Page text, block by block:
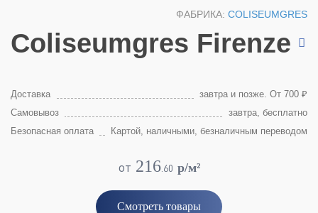
ФАБРИКА: COLISEUMGRES
Coliseumgres Firenze
Доставка
завтра и позже. От 700 ₽
Самовывоз
завтра, бесплатно
Безопасная оплата
Картой, наличными, безналичным переводом
от 216. 60 p/м²
Смотреть товары